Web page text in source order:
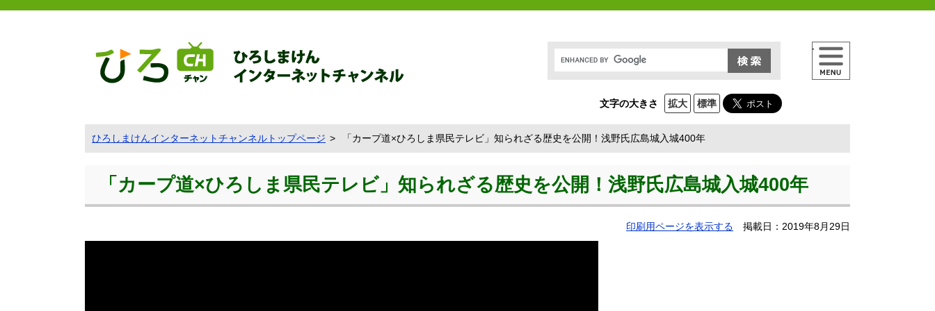
文字の大きさ 拡大 標準
メニュー
ひろしまけんインターネットチャンネルトップページ 「カープ道×ひろしま県民テレビ」知られざる歴史を公開！浅野氏広島城入城400年
「カープ道×ひろしま県民テレビ」知られざる歴史を公開！浅野氏広島城入城400年
印刷用ページを表示する 掲載日：2019年8月29日